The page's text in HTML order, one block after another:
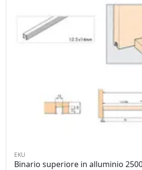
EKU
Binario superiore in alluminio